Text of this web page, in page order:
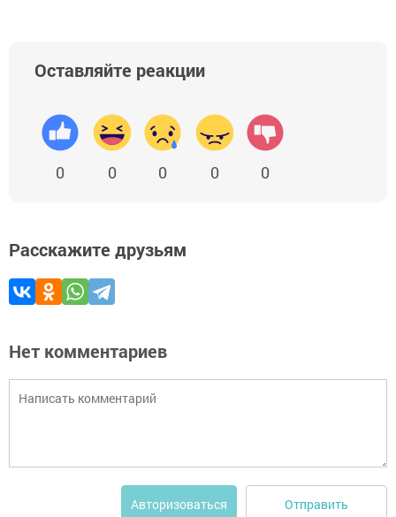
Оставляйте реакции
0 0 0 0 0
Расскажите друзьям
Нет комментариев
Авторизоваться Отправить